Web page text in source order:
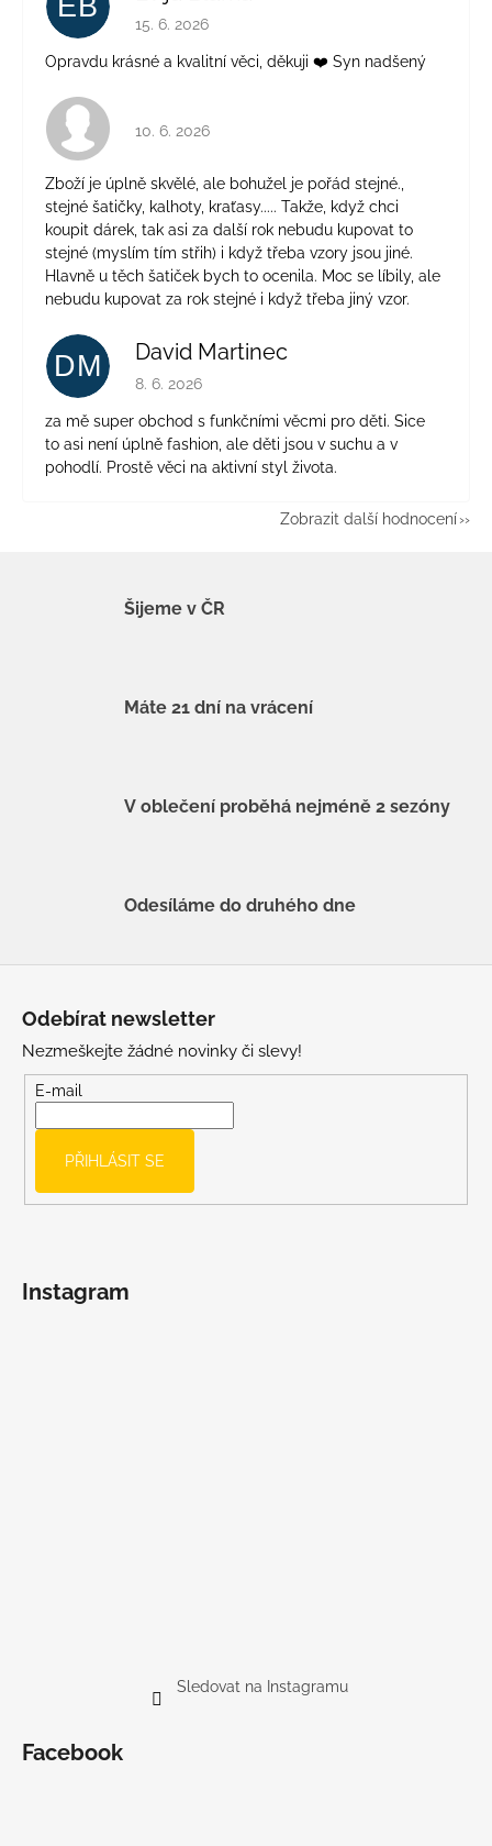
Hodnocení obchodu je 5 z 5 hvězdiček.
15. 6. 2026
Opravdu krásné a kvalitní věci, děkuji ❤️ Syn nadšený
Hodnocení obchodu je 4 z 5 hvězdiček.
10. 6. 2026
Zboží je úplně skvělé, ale bohužel je pořád stejné.,
stejné šatičky, kalhoty, kraťasy..... Takže, když chci
koupit dárek, tak asi za další rok nebudu kupovat to
stejné (myslím tím střih) i když třeba vzory jsou jiné.
Hlavně u těch šatiček bych to ocenila. Moc se líbily, ale
nebudu kupovat za rok stejné i když třeba jiný vzor.
DM David Martinec
Hodnocení obchodu je 5 z 5 hvězdiček.
8. 6. 2026
za mě super obchod s funkčními věcmi pro děti. Sice
to asi není úplně fashion, ale děti jsou v suchu a v
pohodlí. Prostě věci na aktivní styl života.
Zobrazit další hodnocení
Šijeme v ČR
Máte 21 dní na vrácení
V oblečení proběhá nejméně 2 sezóny
Odesíláme do druhého dne
Odebírat newsletter
Nezmeškejte žádné novinky či slevy!
E-mail
PŘIHLÁSIT SE
Instagram
Sledovat na Instagramu
Facebook